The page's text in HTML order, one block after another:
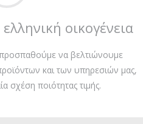
οικογένεια
να βελτιώνουμε
και των υπηρεσιών μας,
σχέση ποιότητας τιμής.